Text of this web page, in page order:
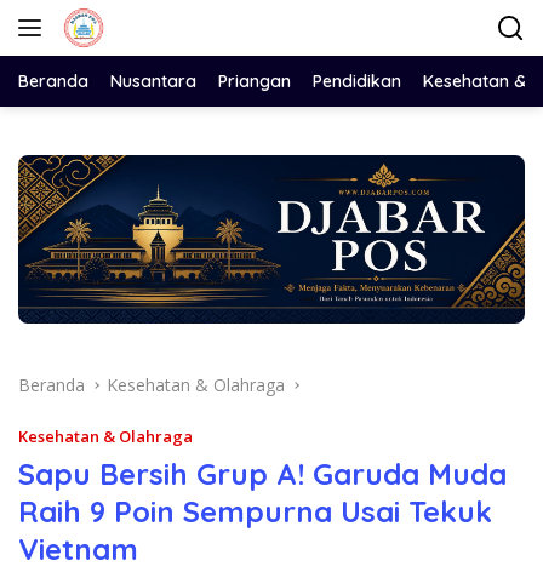
Langsung
Beranda Nusantara Priangan Pendidikan Kesehatan &
Beranda Kesehatan & Olahraga
Kesehatan & Olahraga
Sapu Bersih Grup A! Garuda Muda
Raih 9 Poin Sempurna Usai Tekuk
Vietnam